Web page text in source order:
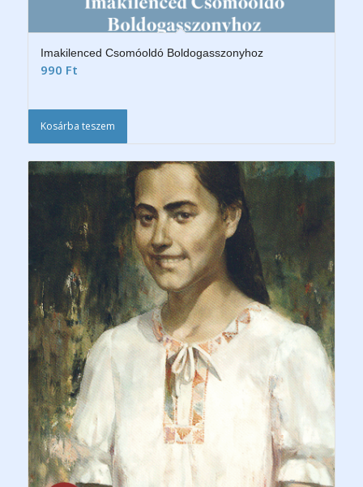
Imakilenced Csomóoldó Boldogasszonyhoz
990 Ft
Kosárba teszem